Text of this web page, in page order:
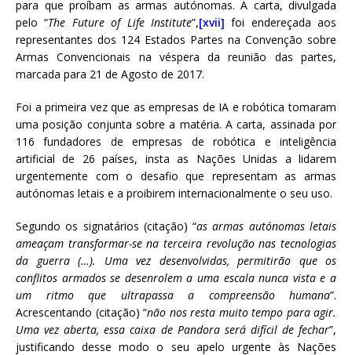
para que proíbam as armas autónomas. A carta, divulgada
pelo “The Future of Life Institute”,[xvii] foi endereçada aos
representantes dos 124 Estados Partes na Convenção sobre
Armas Convencionais na véspera da reunião das partes,
marcada para 21 de Agosto de 2017.
Foi a primeira vez que as empresas de IA e robótica tomaram
uma posição conjunta sobre a matéria. A carta, assinada por
116 fundadores de empresas de robótica e inteligência
artificial de 26 países, insta as Nações Unidas a lidarem
urgentemente com o desafio que representam as armas
autónomas letais e a proibirem internacionalmente o seu uso.
Segundo os signatários (citação) “as armas autónomas letais
ameaçam transformar-se na terceira revolução nas tecnologias
da guerra (…). Uma vez desenvolvidas, permitirão que os
conflitos armados se desenrolem a uma escala nunca vista e a
um ritmo que ultrapassa a compreensão humana”.
Acrescentando (citação) “não nos resta muito tempo para agir.
Uma vez aberta, essa caixa de Pandora será difícil de fechar”,
justificando desse modo o seu apelo urgente às Nações